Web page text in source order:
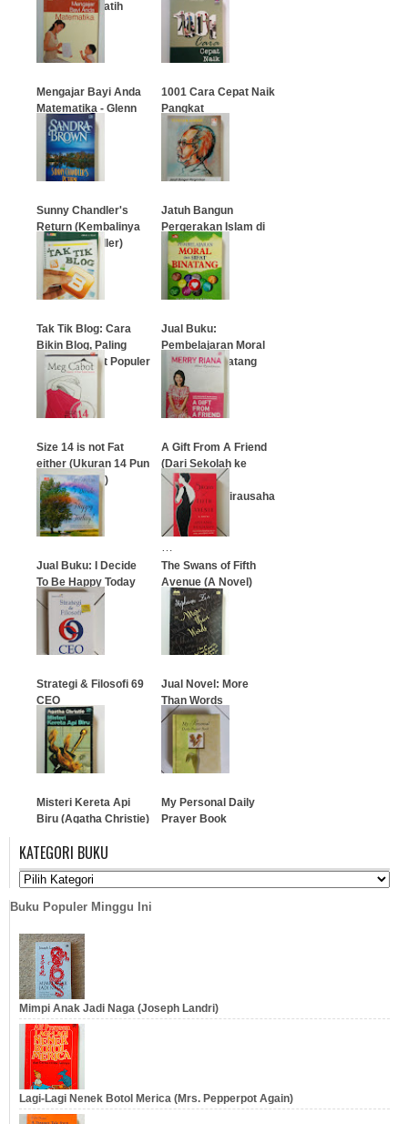
Orangtua Pelatih
Emosi)
…
Mengajar Bayi Anda
Matematika - Glenn
Doman
…
1001 Cara Cepat Naik
Pangkat
Sunny Chandler's
Return (Kembalinya
Sunny Chandler)
…
Jatuh Bangun
Pergerakan Islam di
Indonesia
…
Tak Tik Blog: Cara
Bikin Blog, Paling
Tokcer, Cepat Populer
…
Jual Buku:
Pembelajaran Moral
dari Sifat Binatang
…
Size 14 is not Fat
either (Ukuran 14 Pun
Tidak Gemuk)
…
A Gift From A Friend
(Dari Sekolah ke
Dunia Bisnis,
Perjalanan Wirausaha
Saya)
Jual Buku: I Decide
To Be Happy Today
(Lely Aprilia)
The Swans of Fifth
Avenue (A Novel)
…
Strategi & Filosofi 69
CEO
…
Jual Novel: More
Than Words
Misteri Kereta Api
Biru (Agatha Christie)
…
My Personal Daily
Prayer Book
KATEGORI BUKU
Buku Populer Minggu Ini
Mimpi Anak Jadi Naga (Joseph Landri)
Lagi-Lagi Nenek Botol Merica (Mrs. Pepperpot Again)